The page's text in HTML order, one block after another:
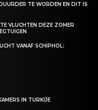
TE WORDEN EN DIT IS
VLUCHTEN DEZE ZOMER
VANAF SCHIPHOL:
IN TURKIJE